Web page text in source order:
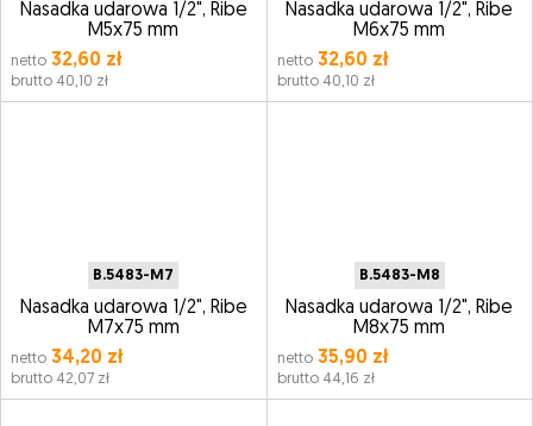
Nasadka udarowa 1/2", Ribe
M5x75 mm
netto 32,60 zł
brutto 40,10 zł
Nasadka udarowa 1/2", Ribe
M6x75 mm
netto32,60 zł
brutto 40,10 zł
B.5483-M7
Nasadka udarowa 1/2", Ribe
M7x75 mm
netto 34,20 zł
brutto 42,07 zł
B.5483-M8
Nasadka udarowa 1/2", Ribe
M8x75 mm
netto35,90 zł
brutto 44,16 zł